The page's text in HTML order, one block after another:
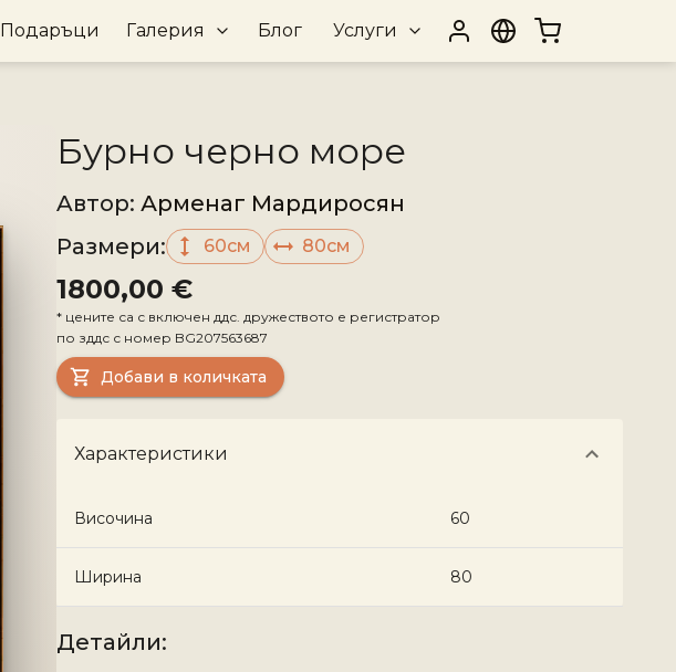
Подаръци Галерия Блог Услуги
Бурно черно море
Aвтор: Арменаг Мардиросян
Размери: 60см 80см
1800,00 €
* цените са с включен ддс. дружеството е регистратор
по зддс с номер BG207563687
Добави в количката
Характеристики
Височина 60
Ширина 80
Детайли: